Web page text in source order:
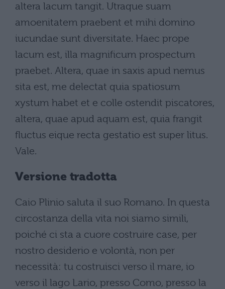
altera lacum tangit. Utraque suam
amoenitatem praebent et mihi domino
iucundae sunt diversitate. Haec prope
lacum est, illa magnificum prospectum
praebet. Altera, quae in saxis apud nemus
sita est, me delectat quia spatiosum
xystum habet et e colle ostendit piscatores,
altera, quae apud aquam est, quia frangit
fluctus eique recta gestatio est super litus.
Vale.
Versione tradotta
Caio Plinio saluta il suo Romano. In questa
circostanza della vita noi siamo simili,
poiché ci sta a cuore costruire case, per
nostro desiderio e volontà, non per
necessità: tu costruisci verso il mare, io
verso il lago Lario, presso Como, presso la